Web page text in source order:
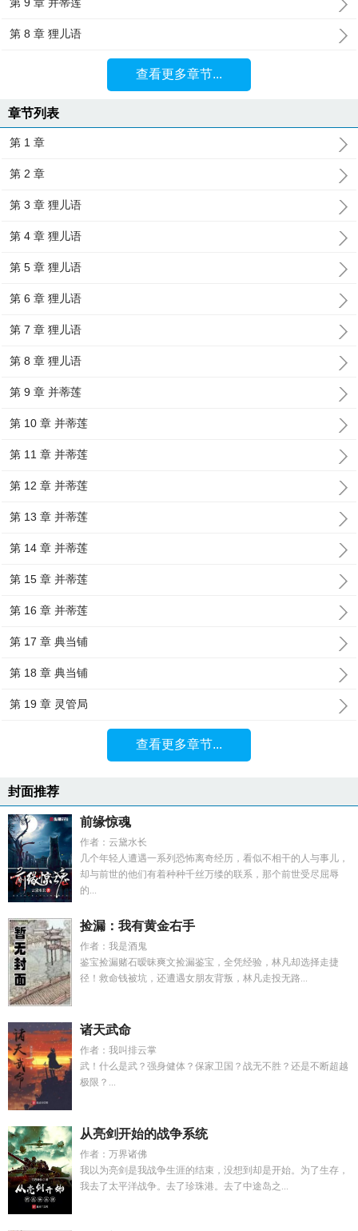
第 8 章 狸儿语
查看更多章节...
章节列表
第 1 章
第 2 章
第 3 章 狸儿语
第 4 章 狸儿语
第 5 章 狸儿语
第 6 章 狸儿语
第 7 章 狸儿语
第 8 章 狸儿语
第 9 章 并蒂莲
第 10 章 并蒂莲
第 11 章 并蒂莲
第 12 章 并蒂莲
第 13 章 并蒂莲
第 14 章 并蒂莲
第 15 章 并蒂莲
第 16 章 并蒂莲
第 17 章 典当铺
第 18 章 典当铺
第 19 章 灵管局
查看更多章节...
封面推荐
前缘惊魂
作者：云黛水长
几个年轻人遭遇一系列恐怖离奇经历，看似不相干的人与事儿，
却与前世的他们有着种种千丝万缕的联系，那个前世受尽屈辱
的...
捡漏：我有黄金右手
作者：我是酒鬼
鉴宝捡漏赌石暧昧爽文捡漏鉴宝，全凭经验，林凡却选择走捷
径！救命钱被坑，还遭遇女朋友背叛，林凡走投无路...
诸天武命
作者：我叫排云掌
武！什么是武？强身健体？保家卫国？战无不胜？还是不断超越
极限？...
从亮剑开始的战争系统
作者：万界诸佛
我以为亮剑是我战争生涯的结束，没想到却是开始。为了生存，
我去了太平洋战争。去了珍珠港。去了中途岛之...